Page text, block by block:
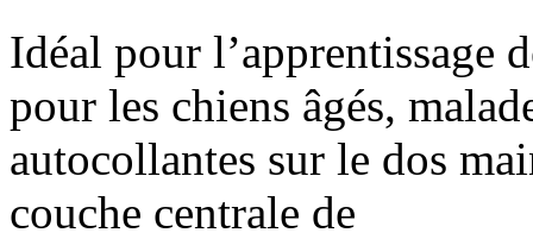
Idéal pour l’apprentissage
pour les chiens âgés,
autocollantes sur le dos
couche centrale de